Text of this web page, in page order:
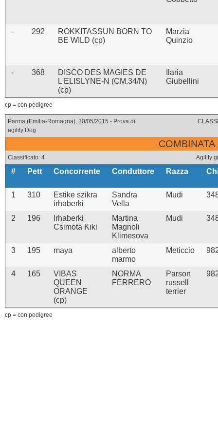
- 292
ROKKITASSUN BORN TO
BE WILD (cp)
Marzia
Quinzio
- 368
DISCO DES MAGIES DE
L'ELISLYNE-N (CM.34/N)
(cp)
Ilaria
Giubellini
cp = con pedigree
Parma (Emilia-Romagna), 30/05/2015 - Prova di
agility Dog
Classificato: 4 Agility
# Pett Concorrente Conduttore Razza
1 310
Estike szikra
irhaberki
Sandra
Vella
Mudi
2 196
Irhaberki
Csimota Kiki
Martina
Magnoli
Klimesova
Mudi
3 195 maya
alberto
marmo
Meticcio
4 165
VIBAS
QUEEN
ORANGE
(cp)
NORMA
FERRERO
Parson
russell
terrier
cp = con pedigree